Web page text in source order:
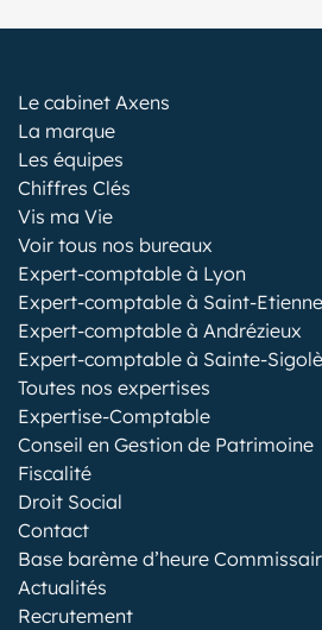
Le cabinet Axens
La marque
Les équipes
Chiffres Clés
Vis ma Vie
Voir tous nos bureaux
Expert-comptable à Lyon
Expert-comptable à Saint-Etienne
Expert-comptable à Andrézieux
Expert-comptable à Sainte-
Toutes nos expertises
Expertise-Comptable
Conseil en Gestion de Patrimoine
Fiscalité
Droit Social
Contact
Base barème d’heure
Actualités
Recrutement